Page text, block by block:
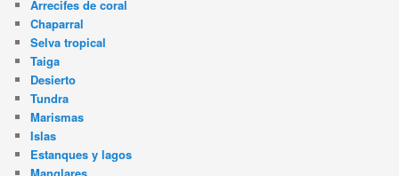
Arrecifes de coral
Chaparral
Selva tropical
Taiga
Desierto
Tundra
Marismas
Islas
Estanques y lagos